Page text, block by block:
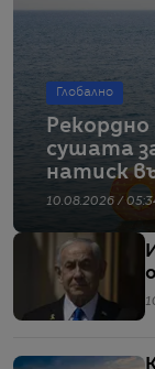
Глобално
сушата
натиск
10.08.2026 /